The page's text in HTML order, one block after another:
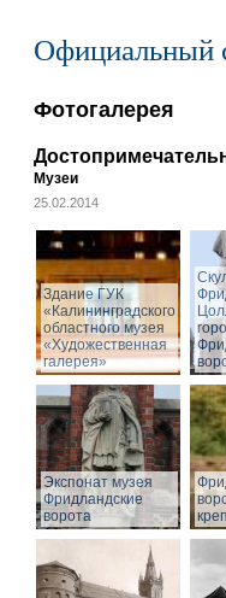
Официальный
Фотогалерея
Музеи
25.02.2014
Здание ГУК
«Калининградского
областного музея
«Художественная
галерея»
Экспонат музея
Фридландские
ворота